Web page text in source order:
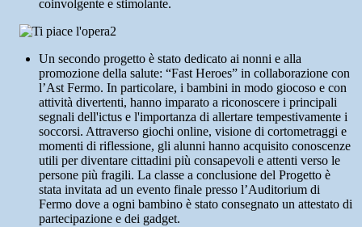
coinvolgente e stimolante.
Un secondo progetto è stato dedicato ai nonni e alla
promozione della salute: “Fast Heroes” in collaborazione con
l’Ast Fermo. In particolare, i bambini in modo giocoso e con
attività divertenti, hanno imparato a riconoscere i principali
segnali dell'ictus e l'importanza di allertare tempestivamente i
soccorsi. Attraverso giochi online, visione di cortometraggi e
momenti di riflessione, gli alunni hanno acquisito conoscenze
utili per diventare cittadini più consapevoli e attenti verso le
persone più fragili. La classe a conclusione del Progetto è
stata invitata ad un evento finale presso l’Auditorium di
Fermo dove a ogni bambino è stato consegnato un attestato di
partecipazione e dei gadget.